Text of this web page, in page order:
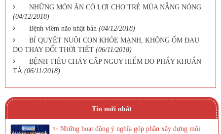
NHỮNG MÓN ĂN CÓ LỢI CHO TRẺ MÙA NẮNG NÓNG
(04/12/2018)
Bệnh viêm não nhật bản (04/12/2018)
BÍ QUYẾT NUÔI CON KHỎE MẠNH, KHÔNG ỐM ĐAU
DO THAY ĐỔI THỜI TIẾT (06/11/2018)
BỆNH TIÊU CHẢY CẤP NGUY HIỂM DO PHẨY KHUẨN
TẢ (06/11/2018)
Tin mới nhất
✨ Những hoạt động ý nghĩa góp phần xây dựng môi